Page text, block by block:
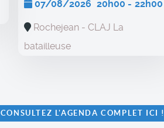
07/08/2026 20h00 - 22h00
Rochejean - CLAJ La
batailleuse
CONSULTEZ L'AGENDA COMPLET ICI !